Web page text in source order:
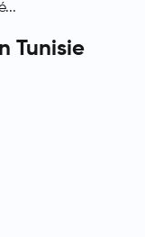
Tunisie